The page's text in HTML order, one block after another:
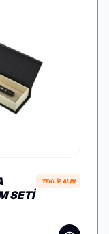
SETI
TEKLİF ALIN